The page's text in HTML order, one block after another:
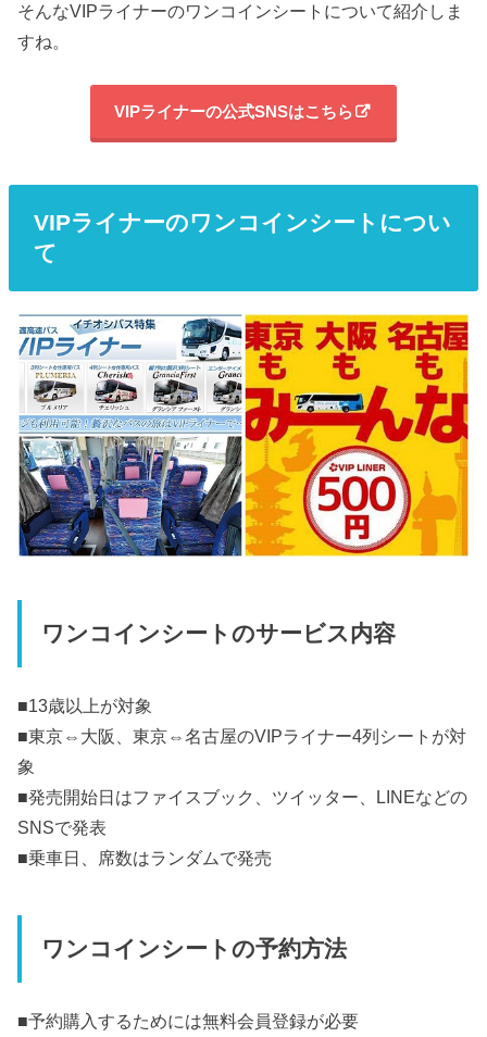
そんなVIPライナーのワンコインシートについて紹介しま
すね。
VIPライナーの公式SNSはこちら
VIPライナーのワンコインシートについ
て
ワンコインシートのサービス内容
■13歳以上が対象
■東京⇔大阪、東京⇔名古屋のVIPライナー4列シートが対
象
■発売開始日はファイスブック、ツイッター、LINEなどの
SNSで発表
■乗車日、席数はランダムで発売
ワンコインシートの予約方法
■予約購入するためには無料会員登録が必要